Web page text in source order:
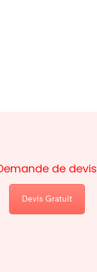
de devis
Devis Gratuit